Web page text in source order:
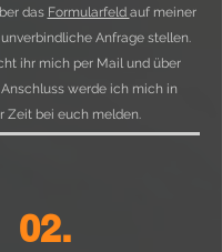
das Formularfeld auf meiner
Anfrage stellen.
ihr mich per Mail und über
werde ich mich in
Zeit bei euch melden.
02.